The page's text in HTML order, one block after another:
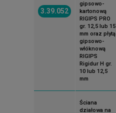
3.39.052
gipsowo-
kartonową
RIGIPS PRO
gr. 12,5 lub 15
mm oraz płytą
gipsowo-
włóknową
RIGIPS
Rigidur H gr.
10 lub 12,5
mm
Ściana
działowa na